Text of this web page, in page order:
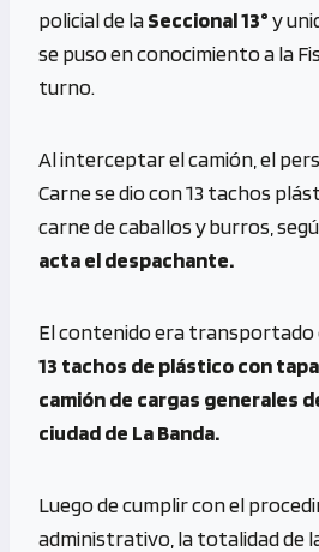
policial de laSeccional 13°y
se puso en conocimiento a la
turno.
Al interceptar el camión, el
Carne se dio con 13 tachos
carne de caballos y burros,
acta el despachante.
El contenido era transportado
13 tachos de plástico con
camión de cargas generales
ciudad de La Banda.
Luego de cumplir con el
administrativo, la totalidad de